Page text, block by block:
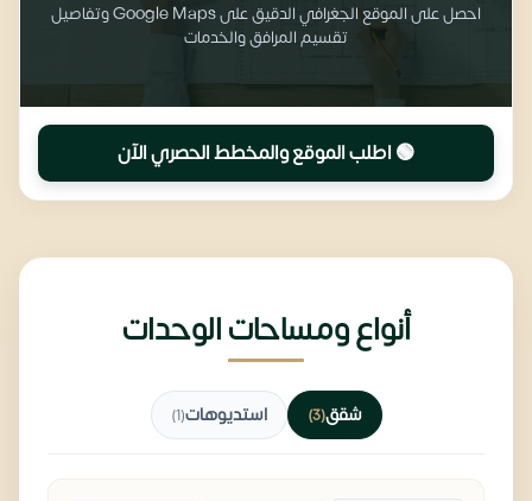
احصل على الموقع الجغرافي الدقيق على Google Maps وتفاصيل
تقسيم المرافق والخدمات
🟢 اطلب الموقع والمخطط الحصري الآن
أنواع ومساحات الوحدات
شقق(3) استديوهات(1)